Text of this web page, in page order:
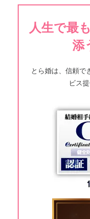
人生で最
添
とら婚は、信頼で
ビス